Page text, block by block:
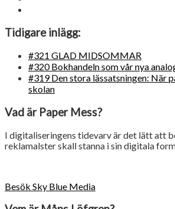
Tidigare inlägg:
#321 GLAD MIDSOMMAR
#320 Bokhandeln som vår nya
#319 Den stora lässatsningen: När
skolan
Vad är Paper Mess?
I digitaliseringens tidevarv är det lätt att
reklamalster skall stanna i sin digitala
Besök Sky Blue Media